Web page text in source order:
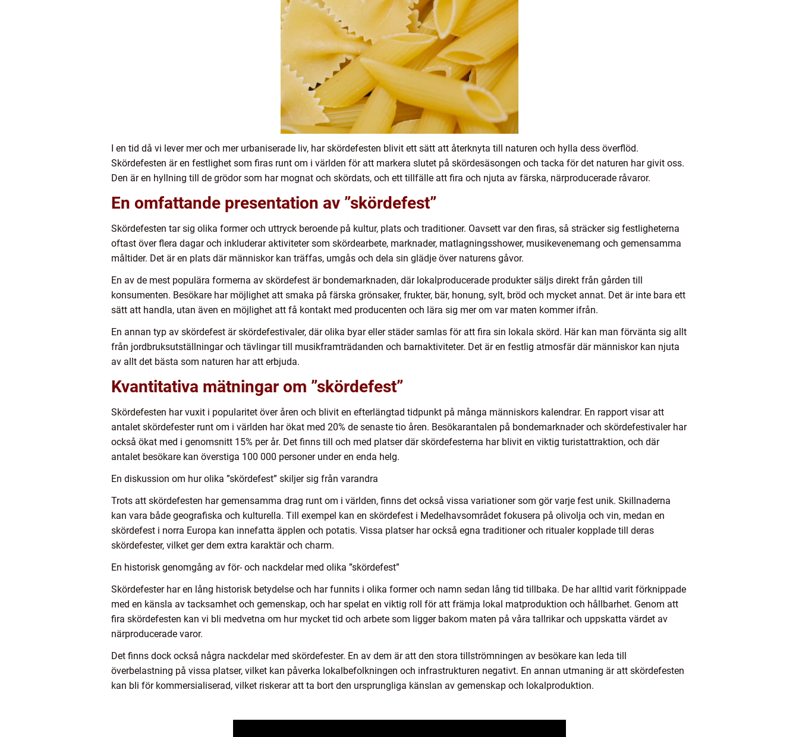
I en tid då vi lever mer och mer urbaniserade liv, har skördefesten blivit ett sätt att återknyta till naturen och hylla dess överflöd.
Skördefesten är en festlighet som firas runt om i världen för att markera slutet på skördesäsongen och tacka för det naturen har givit oss.
Den är en hyllning till de grödor som har mognat och skördats, och ett tillfälle att fira och njuta av färska, närproducerade råvaror.
En omfattande presentation av ”skördefest”
Skördefesten tar sig olika former och uttryck beroende på kultur, plats och traditioner. Oavsett var den firas, så sträcker sig festligheterna
oftast över flera dagar och inkluderar aktiviteter som skördearbete, marknader, matlagningsshower, musikevenemang och gemensamma
måltider. Det är en plats där människor kan träffas, umgås och dela sin glädje över naturens gåvor.
En av de mest populära formerna av skördefest är bondemarknaden, där lokalproducerade produkter säljs direkt från gården till
konsumenten. Besökare har möjlighet att smaka på färska grönsaker, frukter, bär, honung, sylt, bröd och mycket annat. Det är inte bara ett
sätt att handla, utan även en möjlighet att få kontakt med producenten och lära sig mer om var maten kommer ifrån.
En annan typ av skördefest är skördefestivaler, där olika byar eller städer samlas för att fira sin lokala skörd. Här kan man förvänta sig allt
från jordbruksutställningar och tävlingar till musikframträdanden och barnaktiviteter. Det är en festlig atmosfär där människor kan njuta
av allt det bästa som naturen har att erbjuda.
Kvantitativa mätningar om ”skördefest”
Skördefesten har vuxit i popularitet över åren och blivit en efterlängtad tidpunkt på många människors kalendrar. En rapport visar att
antalet skördefester runt om i världen har ökat med 20% de senaste tio åren. Besökarantalen på bondemarknader och skördefestivaler har
också ökat med i genomsnitt 15% per år. Det finns till och med platser där skördefesterna har blivit en viktig turistattraktion, och där
antalet besökare kan överstiga 100 000 personer under en enda helg.
En diskussion om hur olika ”skördefest” skiljer sig från varandra
Trots att skördefesten har gemensamma drag runt om i världen, finns det också vissa variationer som gör varje fest unik. Skillnaderna
kan vara både geografiska och kulturella. Till exempel kan en skördefest i Medelhavsområdet fokusera på olivolja och vin, medan en
skördefest i norra Europa kan innefatta äpplen och potatis. Vissa platser har också egna traditioner och ritualer kopplade till deras
skördefester, vilket ger dem extra karaktär och charm.
En historisk genomgång av för- och nackdelar med olika ”skördefest”
Skördefester har en lång historisk betydelse och har funnits i olika former och namn sedan lång tid tillbaka. De har alltid varit förknippade
med en känsla av tacksamhet och gemenskap, och har spelat en viktig roll för att främja lokal matproduktion och hållbarhet. Genom att
fira skördefesten kan vi bli medvetna om hur mycket tid och arbete som ligger bakom maten på våra tallrikar och uppskatta värdet av
närproducerade varor.
Det finns dock också några nackdelar med skördefester. En av dem är att den stora tillströmningen av besökare kan leda till
överbelastning på vissa platser, vilket kan påverka lokalbefolkningen och infrastrukturen negativt. En annan utmaning är att skördefesten
kan bli för kommersialiserad, vilket riskerar att ta bort den ursprungliga känslan av gemenskap och lokalproduktion.